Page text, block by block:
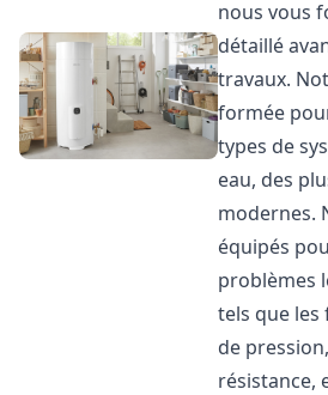
nous vous
détaillé
travaux.
formée
types de
eau, des
modernes.
équipés
problèmes
tels que les
de
résistance,